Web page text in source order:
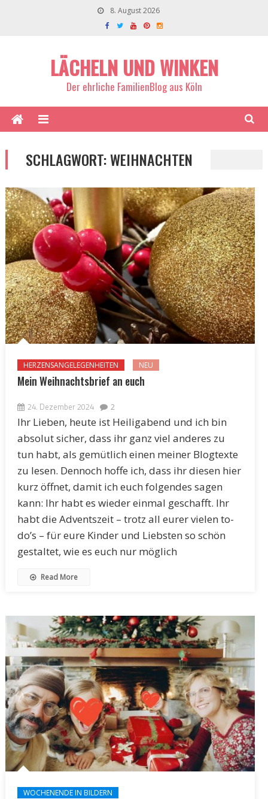
8. August 2026
LÄCHELN UND WINKEN
Der ehrliche FamilienBlog aus Köln
SCHLAGWORT:WEIHNACHTEN
HERZENSANGELEGENHEITEN NEU
Mein Weihnachtsbrief an euch
24. Dezember 2024 2
Ihr Lieben, heute ist Heiligabend und ich bin
absolut sicher, dass ihr ganz viel anderes zu
tun habt, als gemütlich einen meiner Blogtexte
zu lesen. Dennoch hoffe ich, dass ihr diesen hier
kurz öffnet, damit ich euch folgendes sagen
kann: Ihr habt es wieder einmal geschafft. Ihr
habt die Adventszeit – trotz all eurer vielen to-
do’s – für eure Kinder und Liebsten so schön
gestaltet, wie es euch nur möglich
Read More
WOCHENENDE IN BILDERN